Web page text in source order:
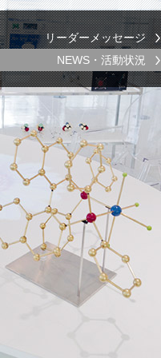
リーダーメッセージ
NEWS・活動状況